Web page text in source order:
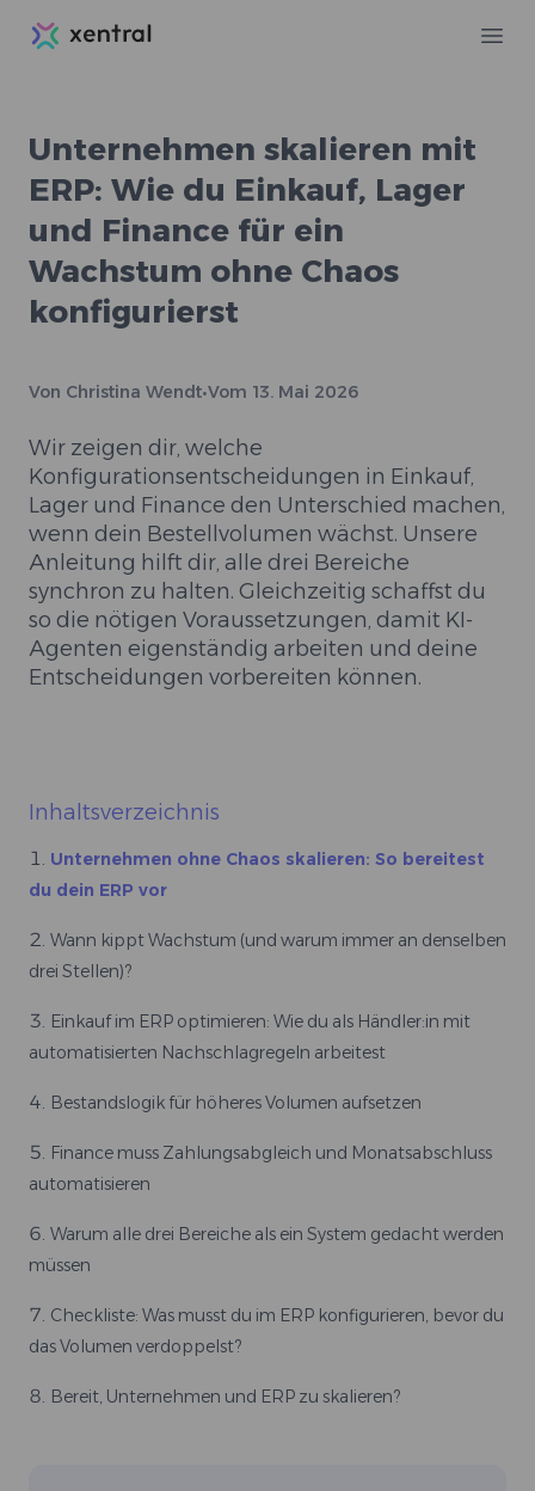
Xentral
Unternehmen skalieren mit
ERP: Wie du Einkauf, Lager
und Finance für ein
Wachstum ohne Chaos
konfigurierst
Von Christina Wendt•Vom 13. Mai 2026
Wir zeigen dir, welche
Konfigurationsentscheidungen in Einkauf,
Lager und Finance den Unterschied machen,
wenn dein Bestellvolumen wächst. Unsere
Anleitung hilft dir, alle drei Bereiche
synchron zu halten. Gleichzeitig schaffst du
so die nötigen Voraussetzungen, damit KI-
Agenten eigenständig arbeiten und deine
Entscheidungen vorbereiten können.
Inhaltsverzeichnis
Unternehmen ohne Chaos skalieren: So bereitest
du dein ERP vor
Wann kippt Wachstum (und warum immer an denselben
drei Stellen)?
Einkauf im ERP optimieren: Wie du als Händler:in mit
automatisierten Nachschlagregeln arbeitest
Bestandslogik für höheres Volumen aufsetzen
Finance muss Zahlungsabgleich und Monatsabschluss
automatisieren
Warum alle drei Bereiche als ein System gedacht werden
müssen
Checkliste: Was musst du im ERP konfigurieren, bevor du
das Volumen verdoppelst?
Bereit, Unternehmen und ERP zu skalieren?